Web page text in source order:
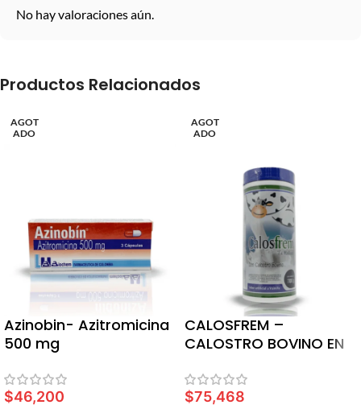
No hay valoraciones aún.
Productos Relacionados
AGOT
ADO
Azinobin- Azitromicina
500 mg
$46,200
AGOT
ADO
CALOSFREM –
CALOSTRO BOVINO EN
$75,468